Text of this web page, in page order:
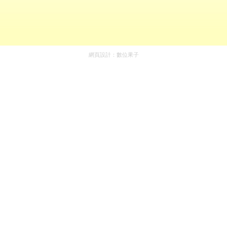
網頁設計： 數位果子